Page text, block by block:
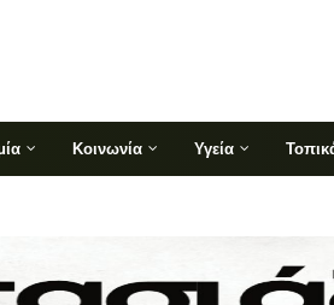
Κοινωνία Υγεία